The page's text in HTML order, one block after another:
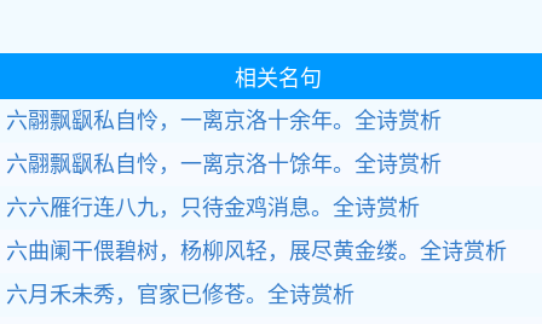
相关名句
六翮飘飖私自怜，一离京洛十余年。全诗赏析
六翮飘飖私自怜，一离京洛十馀年。全诗赏析
六六雁行连八九，只待金鸡消息。全诗赏析
六曲阑干偎碧树，杨柳风轻，展尽黄金缕。全诗赏析
六月禾未秀，官家已修苍。全诗赏析